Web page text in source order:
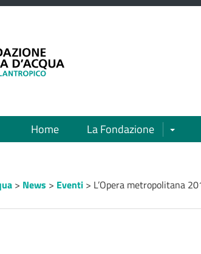
Home La Fondazione Apri/chiudi
> News > Eventi > L’Opera metropolitana